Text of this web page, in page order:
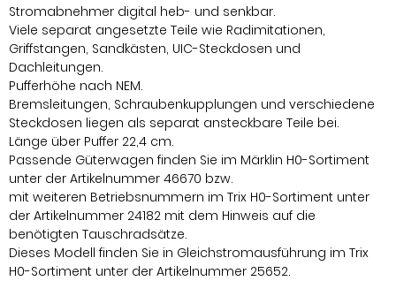
Stromabnehmer digital heb- und senkbar.
Viele separat angesetzte Teile wie Radimitationen,
Griffstangen, Sandkästen, UIC-Steckdosen und
Dachleitungen.
Pufferhöhe nach NEM.
Bremsleitungen, Schraubenkupplungen und verschiedene
Steckdosen liegen als separat ansteckbare Teile bei.
Länge über Puffer 22,4 cm.
Passende Güterwagen finden Sie im Märklin H0-Sortiment
unter der Artikelnummer 46670 bzw.
mit weiteren Betriebsnummern im Trix H0-Sortiment unter
der Artikelnummer 24182 mit dem Hinweis auf die
benötigten Tauschradsätze.
Dieses Modell finden Sie in Gleichstromausführung im Trix
H0-Sortiment unter der Artikelnummer 25652.